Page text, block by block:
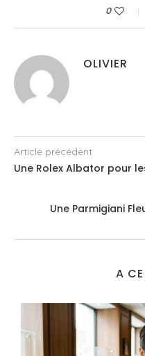
0
OLIVIER
Article précédent
Une Rolex Albator pour
Une Parmigiani
A